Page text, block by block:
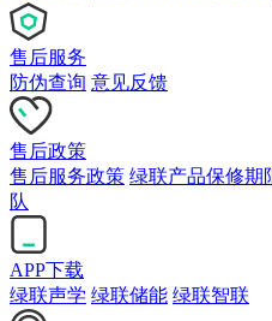
售后服务
防伪查询 意见反馈
售后政策
售后服务政策 绿联产品保修期
队
APP下载
绿联声学 绿联储能 绿联智联